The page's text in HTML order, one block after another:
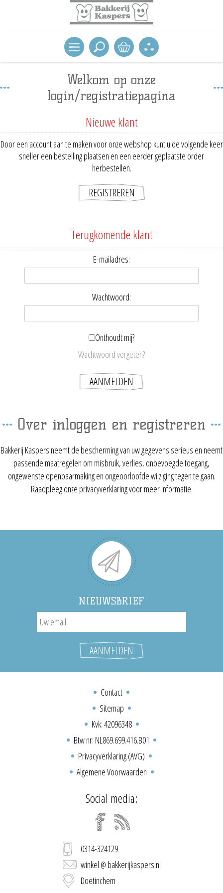
Welkom op onze
login/registratiepagina
Nieuwe klant
Door een account aan te maken voor onze webshop kunt u de volgende keer
sneller een bestelling plaatsen en een eerder geplaatste order
herbestellen.
Terugkomende klant
E-mailadres:
Wachtwoord:
Onthoudt mij?
Wachtwoord vergeten?
Over inloggen en registreren
Bakkerij Kaspers neemt de bescherming van uw gegevens serieus en neemt
passende maatregelen om misbruik, verlies, onbevoegde toegang,
ongewenste openbaarmaking en ongeoorloofde wijziging tegen te gaan.
Raadpleeg onze privacyverklaring voor meer informatie.
NIEUWSBRIEF
Contact
Sitemap
Kvk: 42096348
Btw nr: NL869.699.416.B01
Privacyverklaring (AVG)
Algemene Voorwaarden
Social media:
0314-324129
winkel @ bakkerijkaspers.nl
Doetinchem